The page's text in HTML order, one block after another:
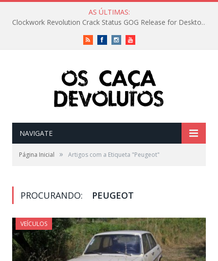
AS ÚLTIMAS:
Clockwork Revolution Crack Status GOG Release for Desktop Reddit
RSS FacebookInstagramVimeo
NAVIGATE
Página Inicial » Artigos com a Etiqueta "Peugeot"
PROCURANDO: PEUGEOT
VEÍCULOS